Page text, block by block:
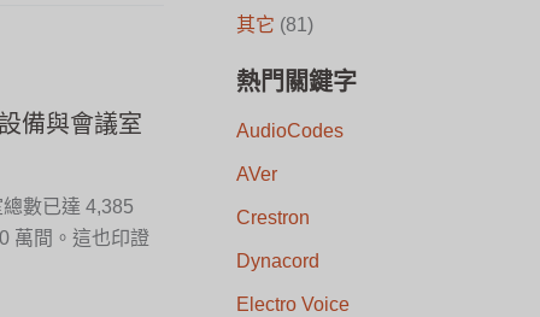
備與會議室
數已達 4,385
萬間。這也印證
其它 (81)
熱門關鍵字
AudioCodes
AVer
Crestron
Dynacord
Electro Voice